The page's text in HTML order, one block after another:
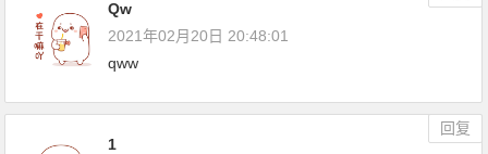
Qw
2021年02月20日 20:48:01
qww
1
回复